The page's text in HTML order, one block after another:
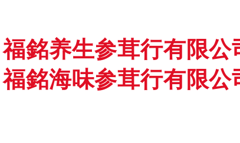
福銘养生参茸行有限公
福銘海味参茸行有限公